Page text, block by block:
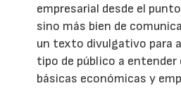
empresarial desde el
sino más bien de
un texto divulgativo para
tipo de público a
básicas económicas y